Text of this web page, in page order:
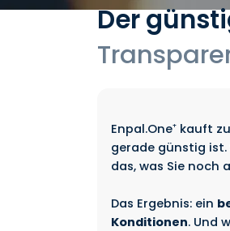
Der
Enpal.One⁺ kauft
gerade günstig
das, was Sie noch
Das Ergebnis: ein
Konditionen. Und